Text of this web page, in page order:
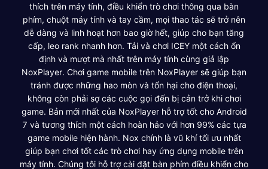
thích trên máy tính, điều khiển trò chơi thông qua bàn
phím, chuột máy tính và tay cầm, mọi thao tác sẽ trở nên
dễ dàng và linh hoạt hơn bao giờ hết, giúp cho bạn tăng
cấp, leo rank nhanh hơn. Tải và chơi ICEY một cách ổn
định và mượt mà nhất trên máy tính cùng giả lập
NoxPlayer. Chơi game mobile trên NoxPlayer sẽ giúp bạn
tránh được những hao mòn và tổn hại cho điện thoại,
không còn phải sợ các cuộc gọi đến bị cản trở khi chơi
game. Bản mới nhất của NoxPlayer hỗ trợ tốt cho Android
7 và tương thích một cách hoàn hảo với hơn 99% các tựa
game mobile hiện hành. Nox chính là vũ khí tối ưu nhất
giúp bạn chơi tốt các trò chơi hay ứng dụng mobile trên
máy tính. Chúng tôi hỗ trợ cài đặt bàn phím điều khiển cho